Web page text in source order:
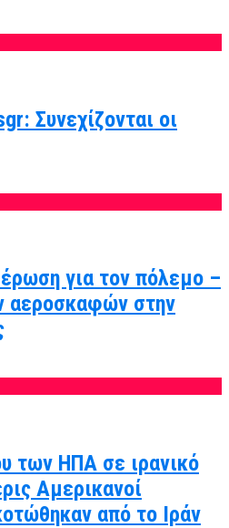
Συνεχίζονται οι
για τον πόλεμο –
αεροσκαφών στην
των ΗΠΑ σε ιρανικό
Αμερικανοί
από το Ιράν